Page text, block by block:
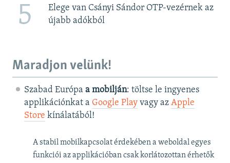
5
Elege van Csányi Sándor OTP-vezérnek az
újabb adókból
Maradjon velünk!
Szabad Európa a mobilján: töltse le ingyenes
applikációnkat a Google Playvagy az Apple
Store kínálatából!
A stabil mobilkapcsolat érdekében a weboldal egyes
funkciói az applikációban csak korlátozottan érhetők